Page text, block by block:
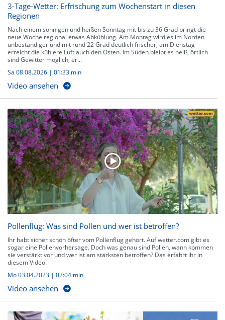
3-Tage-Wetter: Erfrischung zum Wochenstart in diesen
Regionen
Nach einem sonnigen und heißen Sonntag mit bis zu 36 Grad bringt die
neue Woche regional etwas Abkühlung. Am Montag wird es im Norden
unbeständiger und mit rund 22 Grad deutlich frischer, am Dienstag
erreicht die kühlere Luft auch den Osten. Im Süden bleibt es heiß, örtlich
sind Gewitter möglich, er...
Sa 08.08.2026 | 01:33 min
Video ansehen
Pollenflug: Was sind Pollen und wer ist betroffen?
Ihr habt sicher schön öfter vom Pollenflug gehört. Auf wetter.com gibt es
sogar eine Pollenvorhersage. Doch was genau sind Pollen, wann kommen
sie verstärkt vor und wer ist am stärksten betroffen? Das erfahrt ihr in
diesem Video.
Mo 03.04.2023 | 02:04 min
Video ansehen